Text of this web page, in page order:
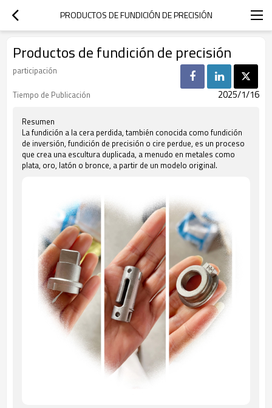
PRODUCTOS DE FUNDICIÓN DE PRECISIÓN
Productos de fundición de precisión
participación
Tiempo de Publicación
2025/1/16
Resumen
La fundición a la cera perdida, también conocida como fundición
de inversión, fundición de precisión o cire perdue, es un proceso
que crea una escultura duplicada, a menudo en metales como
plata, oro, latón o bronce, a partir de un modelo original.